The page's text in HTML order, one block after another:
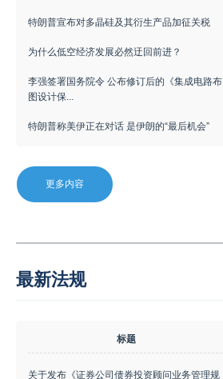
特朗普宣布对多晶硅及其衍生产品加征关税
为什么低空经济发展必然迂回前进？
李强签署国务院令 公布修订后的《集成电路布
图设计保...
特朗普称美伊正在对话 是伊朗的“最后机会”
更多内容
最新法规
标题
关于发布《证券公司债券投资顾问业务管理规